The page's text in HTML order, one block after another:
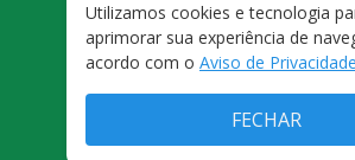
FALE CONOSCO
TERMOS E CONDIÇÕES DE
Utilizamos cookies e tecnologia
aprimorar sua experiência de
acordo com o Aviso de Privacidade
FECHAR